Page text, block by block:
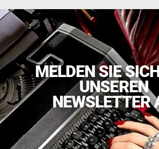
MELDEN SIE
UNSEREN
NEWSLETTER